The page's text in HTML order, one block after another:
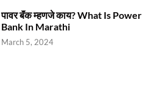
पावर बॅंक म्हणजे काय? What Is Power
Bank In Marathi
March 5, 2024